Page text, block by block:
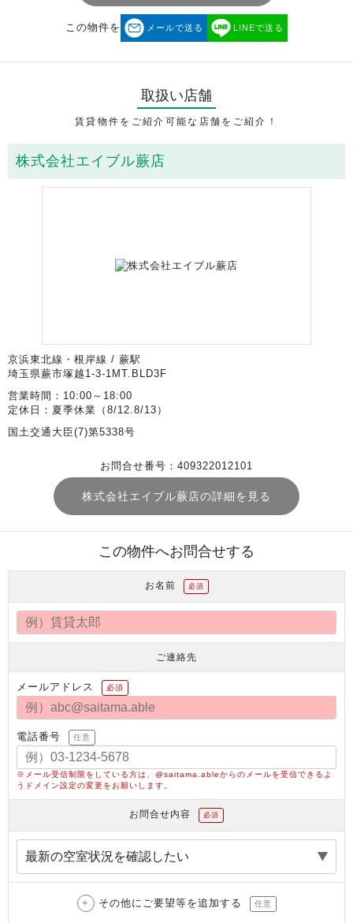
この物件を メールで送る LINEで送る
取扱い店舗
賃貸物件をご紹介可能な店舗をご紹介！
株式会社エイブル蕨店
京浜東北線・根岸線 / 蕨駅
埼玉県蕨市塚越1-3-1MT.BLD3F
営業時間：10:00～18:00
定休日：夏季休業（8/12.8/13）
国土交通大臣(7)第5338号
お問合せ番号：409322012101
株式会社エイブル蕨店の詳細を見る
この物件へお問合せする
お名前 必須
ご連絡先
メールアドレス 必須
電話番号 任意
※メール受信制限をしている方は、@saitama.ableからのメールを受信できるよ
うドメイン設定の変更をお願いします。
お問合せ内容 必須
その他にご要望等を追加する 任意